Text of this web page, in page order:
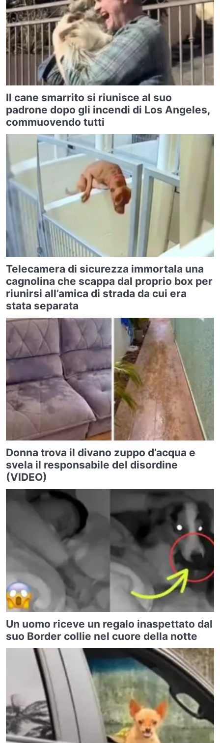
Il cane smarrito si riunisce al suo
padrone dopo gli incendi di Los Angeles,
commuovendo tutti
Telecamera di sicurezza immortala una
cagnolina che scappa dal proprio box per
riunirsi all’amica di strada da cui era
stata separata
Donna trova il divano zuppo d’acqua e
svela il responsabile del disordine
(VIDEO)
Un uomo riceve un regalo inaspettato dal
suo Border collie nel cuore della notte